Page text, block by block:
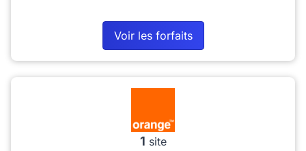
Voir les forfaits
1 site